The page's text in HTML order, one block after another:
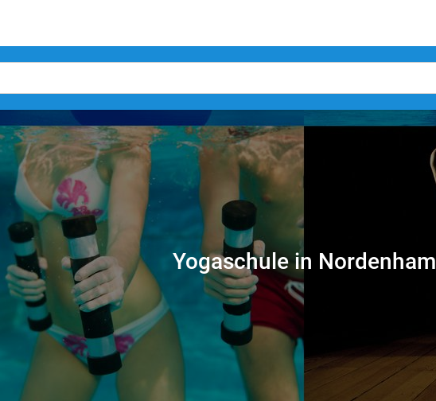
Yogaschule in Nordenham